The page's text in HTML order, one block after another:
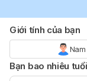
Giới tính của bạn
Nam
Bạn bao nhiêu